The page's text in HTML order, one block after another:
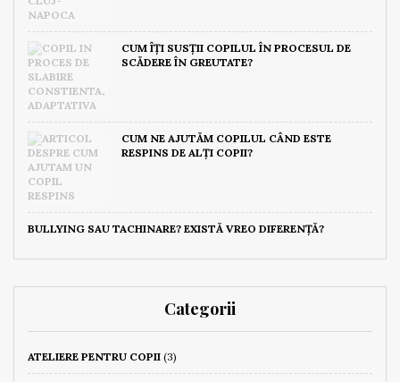
CUM ÎȚI SUSȚII COPILUL ÎN PROCESUL DE
SCĂDERE ÎN GREUTATE?
CUM NE AJUTĂM COPILUL CÂND ESTE
RESPINS DE ALȚI COPII?
BULLYING SAU TACHINARE? EXISTĂ VREO DIFERENȚĂ?
Categorii
ATELIERE PENTRU COPII (3)